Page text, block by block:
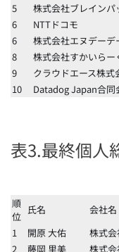
5
株式会社ブレインパ
6
NTTドコモ
6
株式会社エヌデーデ
8
株式会社すかいらー
9
クラウドエース株式
10
Datadog Japan合同
表3.最終個人
順
位
氏名 会社名
1
開原 大佑 株式
2
藤岡 里美 株式